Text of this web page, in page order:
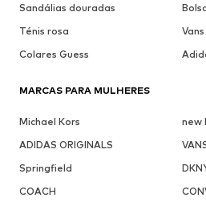
Sandálias douradas
Ténis rosa
Colares Guess
MARCAS PARA MULHERES
Michael Kors
new
ADIDAS ORIGINALS
Springfield
COACH